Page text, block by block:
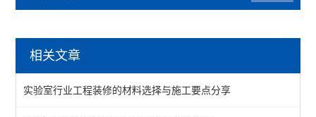
相关文章
实验室行业工程装修的材料选择与施工要点分享